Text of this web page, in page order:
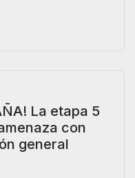
La etapa 5
con
general